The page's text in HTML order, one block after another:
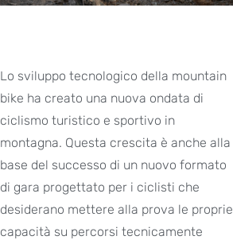
Lo sviluppo tecnologico della mountain
bike ha creato una nuova ondata di
ciclismo turistico e sportivo in
montagna. Questa crescita è anche alla
base del successo di un nuovo formato
di gara progettato per i ciclisti che
desiderano mettere alla prova le proprie
capacità su percorsi tecnicamente